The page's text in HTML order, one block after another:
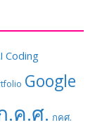
Coding
Google
.ค.ศ. กคศ.